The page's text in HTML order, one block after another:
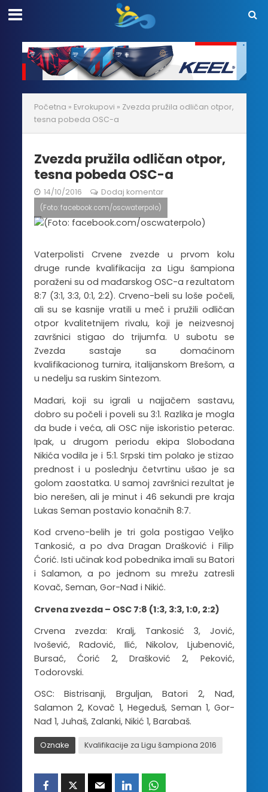
Početna » Evrokupovi » Zvezda pružila odličan otpor,
tesna pobeda OSC-a
Zvezda pružila odličan otpor,
tesna pobeda OSC-a
14/10/2016 Dodaj komentar
(Foto: facebook.com/oscwaterpolo)
Vaterpolisti Crvene zvezde u prvom kolu
druge runde kvalifikacija za Ligu šampiona
poraženi su od mađarskog OSC-a rezultatom
8:7 (3:1, 3:3, 0:1, 2:2). Crveno-beli su loše počeli,
ali su se kasnije vratili u meč i pružili odličan
otpor kvalitetnijem rivalu, koji je neizvesnoj
završnici stigao do trijumfa. U subotu se
Zvezda sastaje sa domaćinom
kvalifikacionog turnira, italijanskom Brešom, a
u nedelju sa ruskim Sintezom.
Mađari, koji su igrali u najjačem sastavu,
dobro su počeli i poveli su 3:1. Razlika je mogla
da bude i veća, ali OSC nije iskoristio peterac.
Ipak, u drugom periodu ekipa Slobodana
Nikića vodila je i 5:1. Srpski tim polako je stizao
prednost i u poslednju četvrtinu ušao je sa
golom zaostatka. U samoj završnici rezultat je
bio nerešen, ali je minut i 46 sekundi pre kraja
Lukas Seman postavio konačnih 8:7.
Kod crveno-belih je tri gola postigao Veljko
Tankosić, a po dva Dragan Drašković i Filip
Ćorić. Isti učinak kod pobednika imali su Batori
i Salamon, a po jednom su mrežu zatresli
Kovač, Seman, Gor-Nađ i Nikić.
Crvena zvezda – OSC 7:8 (1:3, 3:3, 1:0, 2:2)
Crvena zvezda: Kralj, Tankosić 3, Jović,
Ivošević, Radović, Ilić, Nikolov, Ljubenović,
Bursać, Ćorić 2, Drašković 2, Peković,
Todorovski.
OSC: Bistrisanji, Brguljan, Batori 2, Nađ,
Salamon 2, Kovač 1, Hegeduš, Seman 1, Gor-
Nađ 1, Juhaš, Zalanki, Nikić 1, Barabaš.
Oznake Kvalifikacije za Ligu šampiona 2016